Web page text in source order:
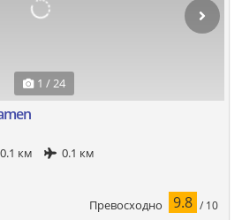
1 / 24
0.1 км
0.1 км
Превосходно 9.8 / 10